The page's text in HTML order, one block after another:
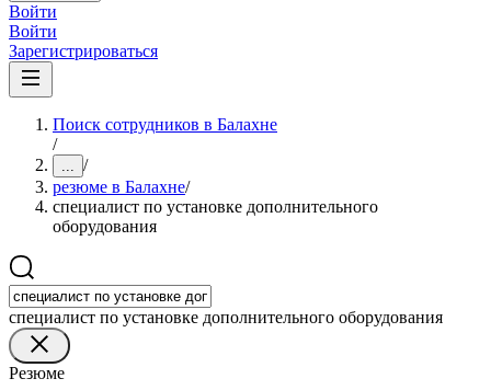
Войти
Войти
Зарегистрироваться
Поиск сотрудников в Балахне
/
... /
резюме в Балахне/
специалист по установке дополнительного
оборудования
специалист по установке дополнительного оборудования
Резюме